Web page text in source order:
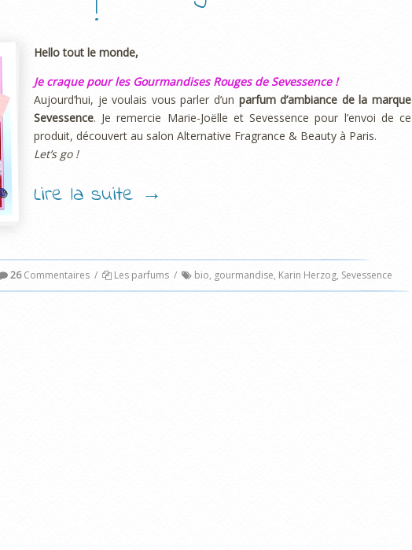
!
Hello tout le monde,
Je craque pour les Gourmandises Rouges de Sevessence !
Aujourd’hui, je voulais vous parler d’un parfum d’ambiance de la marque
Sevessence. Je remercie Marie-Joëlle et Sevessence pour l’envoi de ce
produit, découvert au salon Alternative Fragrance & Beauty à Paris.
Let’s go !
Lire la suite →
26Commentaires / Les parfums / bio, gourmandise, Karin Herzog, Sevessence